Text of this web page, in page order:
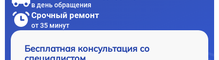
в день обращения
Срочный ремонт
от 35 минут
Бесплатная консультация со